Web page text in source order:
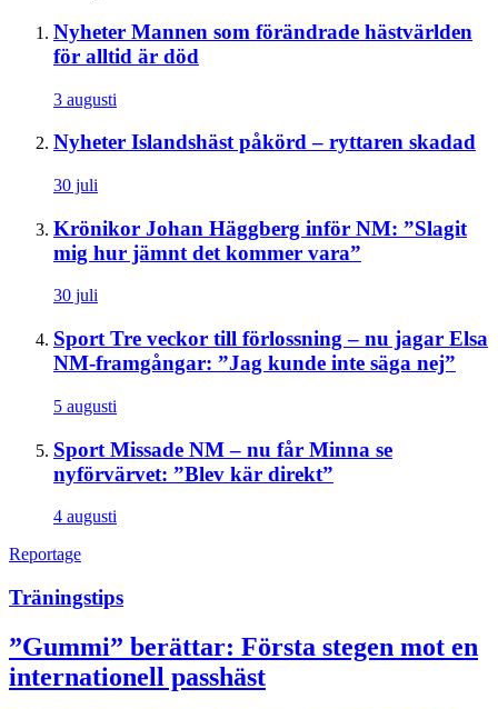
Nyheter Mannen som förändrade hästvärlden
för alltid är död
3 augusti
Nyheter Islandshäst påkörd – ryttaren skadad
30 juli
Krönikor Johan Häggberg inför NM: ”Slagit
mig hur jämnt det kommer vara”
30 juli
Sport Tre veckor till förlossning – nu jagar Elsa
NM-framgångar: ”Jag kunde inte säga nej”
5 augusti
Sport Missade NM – nu får Minna se
nyförvärvet: ”Blev kär direkt”
4 augusti
Reportage
Träningstips
”Gummi” berättar: Första stegen mot en
internationell passhäst